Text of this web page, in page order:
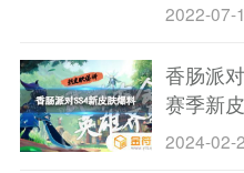
2022-07-
香肠派
赛季新
2024-02-